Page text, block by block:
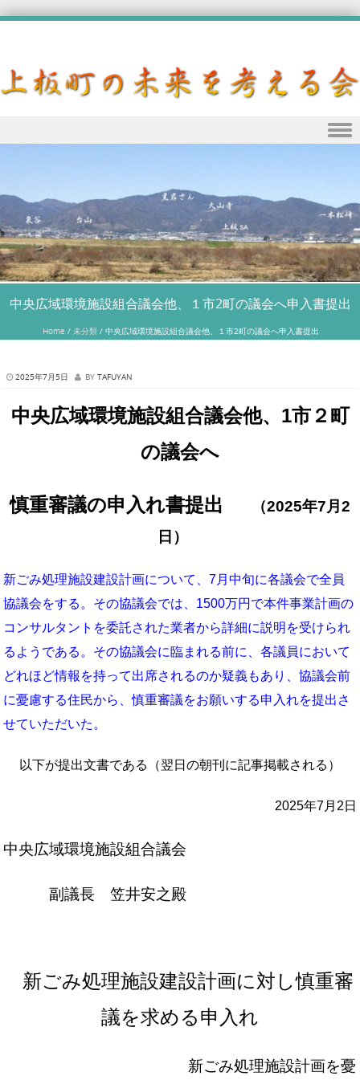
中央広域環境施設組合議会他、１市2町の議会へ申入書提出
Home / 未分類/ 中央広域環境施設組合議会他、１市2町の議会へ申入書提出
2025年7月5日 BY TAFUYAN
中央広域環境施設組合議会他、1市２町
の議会へ
慎重審議の申入れ書提出
（2025年7月2
日）
新ごみ処理施設建設計画について、7月中旬に各議会で全員
協議会をする。その協議会では、1500万円で本件事業計画の
コンサルタントを委託された業者から詳細に説明を受けられ
るようである。その協議会に臨まれる前に、各議員において
どれほど情報を持って出席されるのか疑義もあり、協議会前
に憂慮する住民から、慎重審議をお願いする申入れを提出さ
せていただいた。
以下が提出文書である（翌日の朝刊に記事掲載される）
2025年7月2日
中央広域環境施設組合議会
副議長 笠井安之殿
新ごみ処理施設建設計画に対し慎重審
議を求める申入れ
新ごみ処理施設計画を憂